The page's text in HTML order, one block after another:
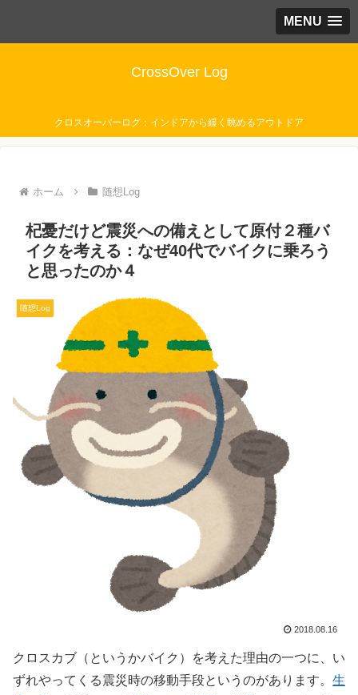
MENU
CrossOver Log
クロスオーバーログ：インドアから緩く眺めるアウトドア
ホーム 随想Log
杞憂だけど震災への備えとして原付２種バ
イクを考える：なぜ40代でバイクに乗ろう
と思ったのか４
随想Log
2018.08.16
クロスカブ（というかバイク）を考えた理由の一つに、い
ずれやってくる震災時の移動手段というのがあります。 生